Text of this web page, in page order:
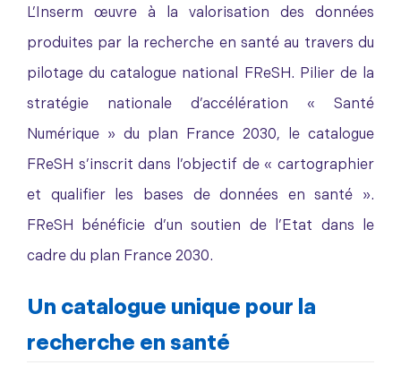
L’Inserm œuvre à la valorisation des données
produites par la recherche en santé au travers du
pilotage du catalogue national FReSH. Pilier de la
stratégie nationale d’accélération « Santé
Numérique » du plan France 2030, le catalogue
FReSH s’inscrit dans l’objectif de « cartographier
et qualifier les bases de données en santé ».
FReSH bénéficie d’un soutien de l’Etat dans le
cadre du plan France 2030.
Un catalogue unique pour la
recherche en santé